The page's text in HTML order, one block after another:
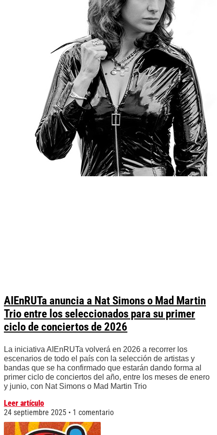
AIEnRUTa anuncia a Nat Simons o Mad Martin
Trio entre los seleccionados para su primer
ciclo de conciertos de 2026
La iniciativa AIEnRUTa volverá en 2026 a recorrer los
escenarios de todo el país con la selección de artistas y
bandas que se ha confirmado que estarán dando forma al
primer ciclo de conciertos del año, entre los meses de enero
y junio, con Nat Simons o Mad Martin Trio
Leer artículo
24 septiembre 2025
1 comentario